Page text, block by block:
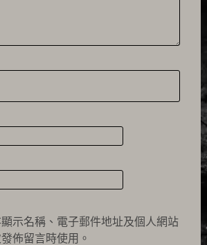
示名稱、電子郵件地址及個人網站
佈留言時使用。